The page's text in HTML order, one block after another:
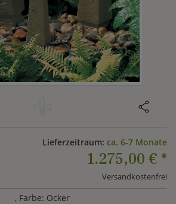
Lieferzeitraum: ca. 6-7 Monate
1.275,00 € *
Versandkostenfrei
, Farbe: Ocker